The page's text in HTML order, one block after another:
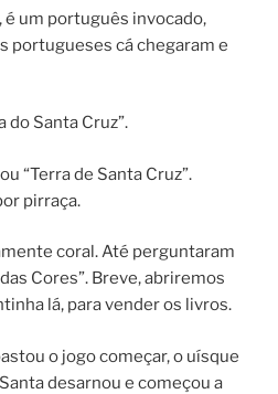
é um português invocado,
portugueses cá chegaram e
do Santa Cruz”.
“Terra de Santa Cruz”.
pirraça.
coral. Até perguntaram
Cores”. Breve, abriremos
lá, para vender os livros.
o jogo começar, o uísque
desarnou e começou a